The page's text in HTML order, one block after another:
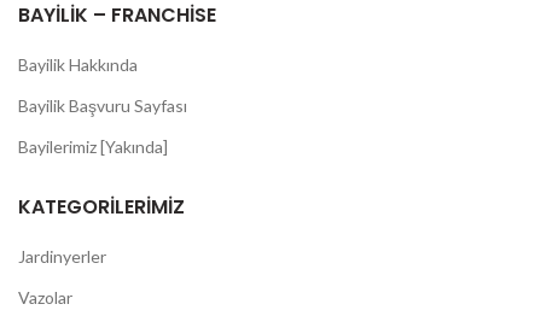
BAYILIK – FRANCHISE
Bayilik Hakkında
Bayilik Başvuru Sayfası
Bayilerimiz [Yakında]
KATEGORILERIMIZ
Jardinyerler
Vazolar